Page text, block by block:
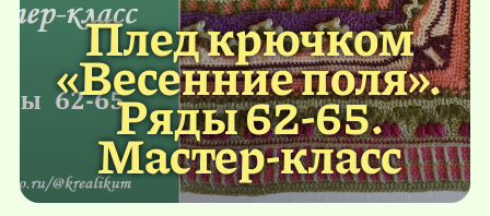
Плед крючком
«Весенние поля».
Ряды 62-65.
Мастер-класс